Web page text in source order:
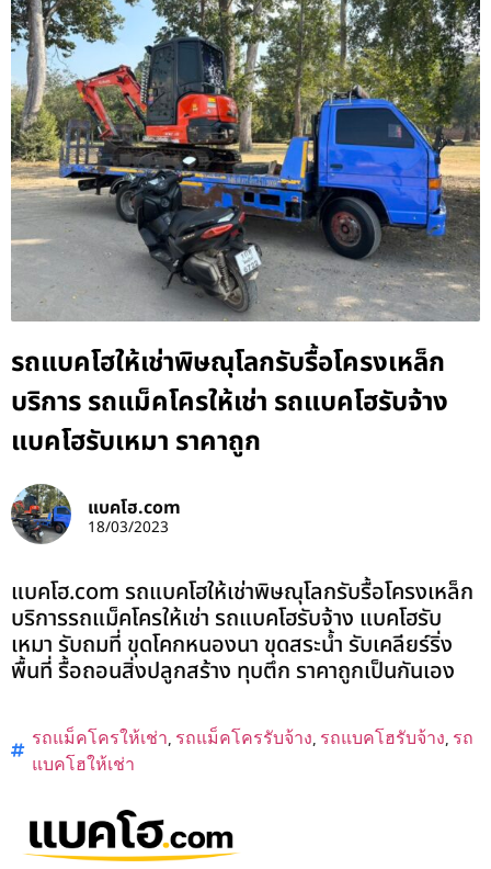
รถแบคโฮให้เช่าพิษณุโลกรับรื้อโครงเหล็ก
บริการ รถแม็คโครให้เช่า รถแบคโฮรับจ้าง
แบคโฮรับเหมา ราคาถูก
แบคโฮ.com
18/03/2023
แบคโฮ.com รถแบคโฮให้เช่าพิษณุโลกรับรื้อโครงเหล็ก
บริการรถแม็คโครให้เช่า รถแบคโฮรับจ้าง แบคโฮรับ
เหมา รับถมที่ ขุดโคกหนองนา ขุดสระน้ำ รับเคลียร์ริ่ง
พื้นที่ รื้อถอนสิ่งปลูกสร้าง ทุบตึก ราคาถูกเป็นกันเอง
รถแม็คโครให้เช่า, รถแม็คโครรับจ้าง, รถแบคโฮรับจ้าง, รถ
แบคโฮให้เช่า